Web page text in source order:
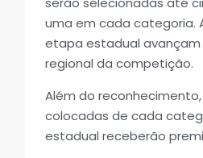
uma em cada categoria.
etapa estadual
regional da competição.
Além do
colocadas de cada
estadual receberão